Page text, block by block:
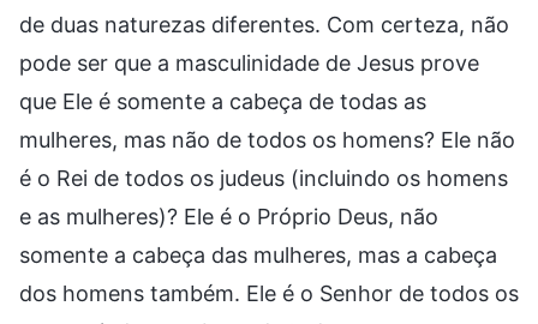
de duas naturezas diferentes. Com certeza, não
pode ser que a masculinidade de Jesus prove
que Ele é somente a cabeça de todas as
mulheres, mas não de todos os homens? Ele não
é o Rei de todos os judeus (incluindo os homens
e as mulheres)? Ele é o Próprio Deus, não
somente a cabeça das mulheres, mas a cabeça
dos homens também. Ele é o Senhor de todos os